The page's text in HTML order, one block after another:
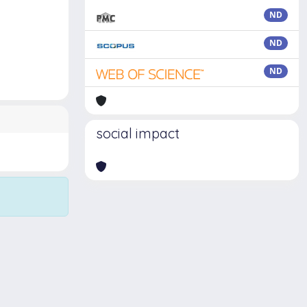
ND
ND
ND
social impact